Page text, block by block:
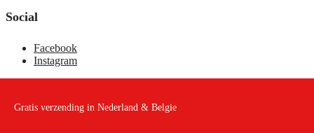
Social
Facebook
Instagram
Gratis verzending in Nederland & Belgie